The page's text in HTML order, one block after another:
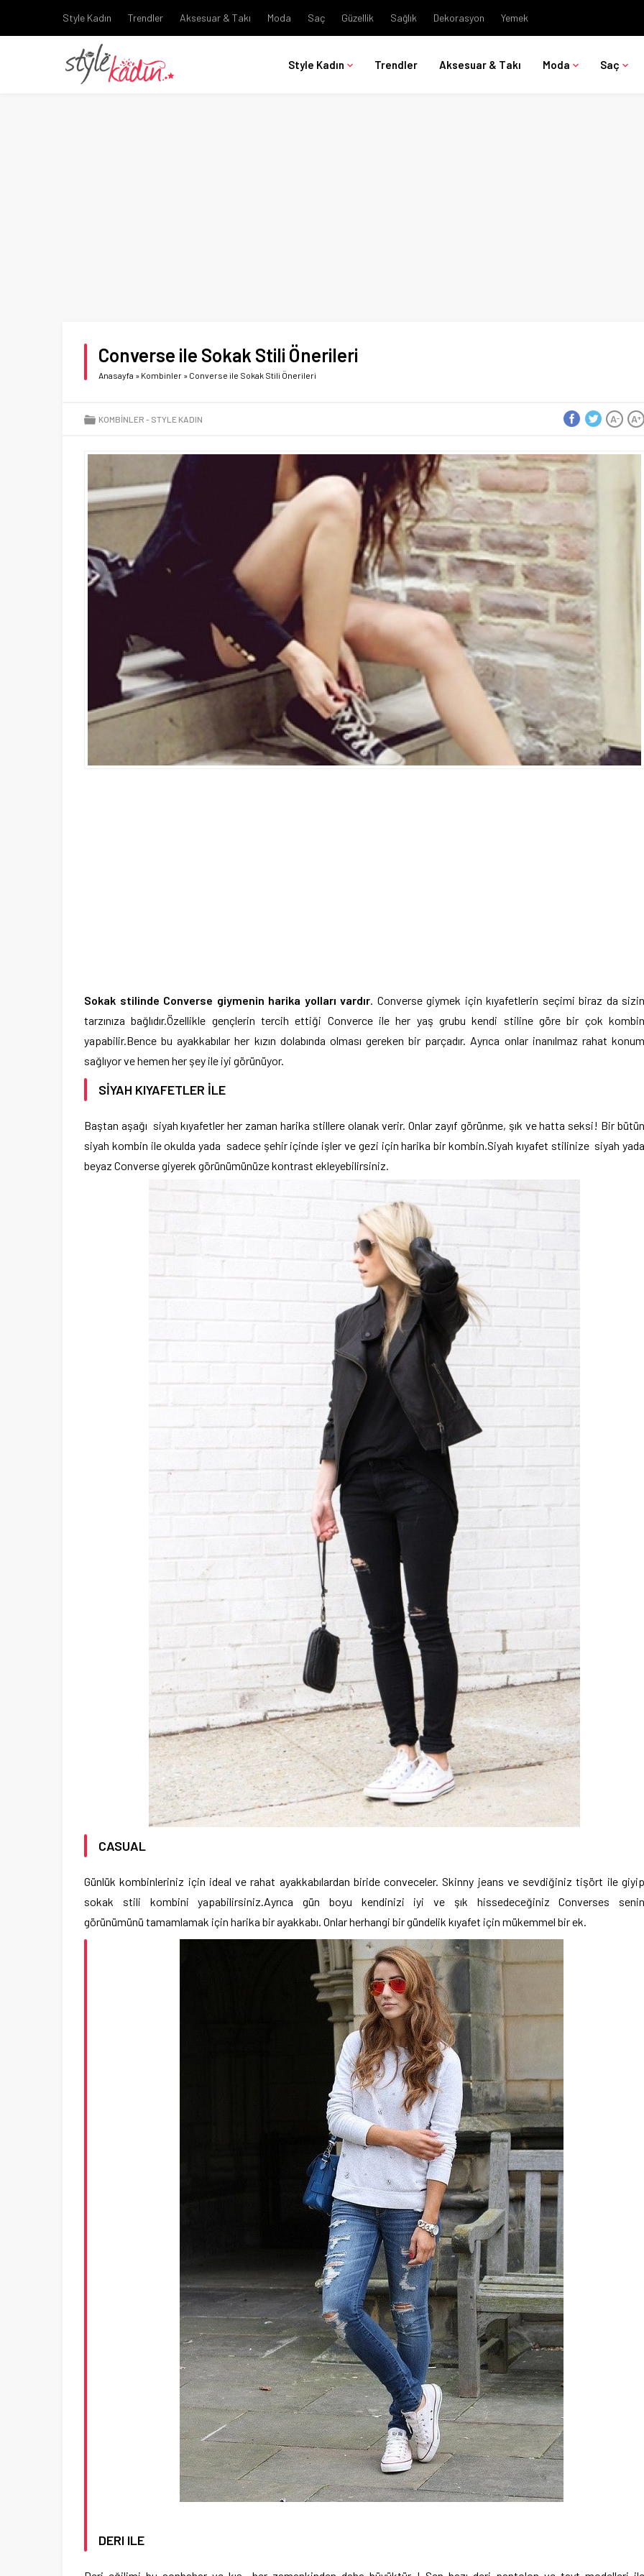
Style Kadın Trendler Aksesuar & Takı Moda Saç Güzellik Sağlık Dekorasyon Yemek
Style Kadın Trendler Aksesuar & Takı Moda Saç
Converse ile Sokak Stili Önerileri
Anasayfa » Kombinler » Converse ile Sokak Stili Önerileri
KOMBINLER STYLE KADIN A+
A-
Sokak stilinde Converse giymenin harika yolları vardır. Converse giymek için kıyafetlerin seçimi biraz da sizin
tarzınıza bağlıdır.Özellikle gençlerin tercih ettiği Converce ile her yaş grubu kendi stiline göre bir çok kombin
yapabilir.Bence bu ayakkabılar her kızın dolabında olması gereken bir parçadır. Ayrıca onlar inanılmaz rahat konum
sağlıyor ve hemen her şey ile iyi görünüyor.
SİYAH KIYAFETLER İLE
Baştan aşağı siyah kıyafetler her zaman harika stillere olanak verir. Onlar zayıf görünme, şık ve hatta seksi! Bir bütün
siyah kombin ile okulda yada sadece şehir içinde işler ve gezi için harika bir kombin.Siyah kıyafet stilinize siyah yada
beyaz Converse giyerek görünümünüze kontrast ekleyebilirsiniz.
CASUAL
Günlük kombinleriniz için ideal ve rahat ayakkabılardan biride conveceler. Skinny jeans ve sevdiğiniz tişört ile giyip
sokak stili kombini yapabilirsiniz.Ayrıca gün boyu kendinizi iyi ve şık hissedeceğiniz Converses senin
görünümünü tamamlamak için harika bir ayakkabı. Onlar herhangi bir gündelik kıyafet için mükemmel bir ek.
DERI ILE